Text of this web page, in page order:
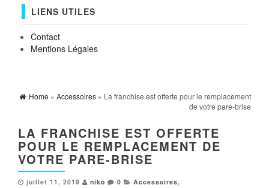
LIENS UTILES
Contact
Mentions Légales
Home » Accessoires » La franchise est offerte pour le remplacement
de votre pare-brise
LA FRANCHISE EST OFFERTE
POUR LE REMPLACEMENT DE
VOTRE PARE-BRISE
juillet 11, 2019 niko 0 Accessoires,